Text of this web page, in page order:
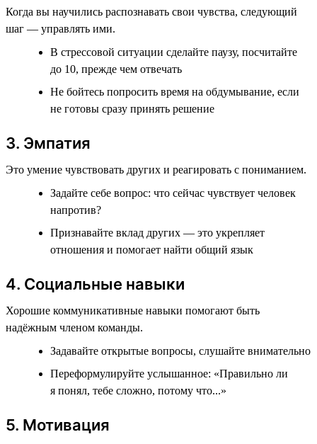
Когда вы научились распознавать свои чувства, следующий
шаг — управлять ими.
В стрессовой ситуации сделайте паузу, посчитайте
до 10, прежде чем отвечать
Не бойтесь попросить время на обдумывание, если
не готовы сразу принять решение
3. Эмпатия
Это умение чувствовать других и реагировать с пониманием.
Задайте себе вопрос: что сейчас чувствует человек
напротив?
Признавайте вклад других — это укрепляет
отношения и помогает найти общий язык
4. Социальные навыки
Хорошие коммуникативные навыки помогают быть
надёжным членом команды.
Задавайте открытые вопросы, слушайте внимательно
Переформулируйте услышанное: «Правильно ли
я понял, тебе сложно, потому что...»
5. Мотивация